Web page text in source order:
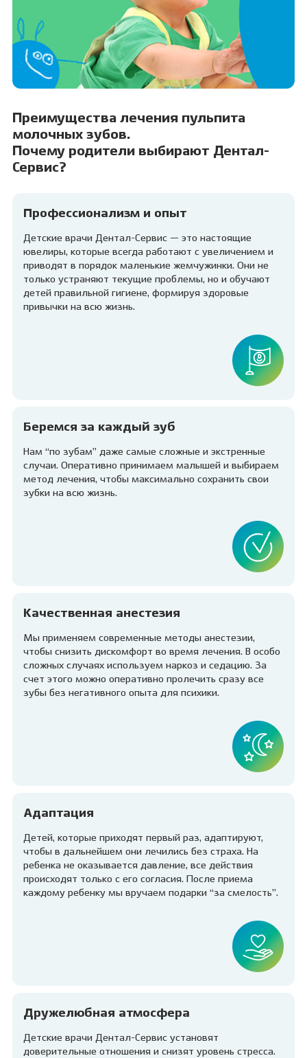
Преимущества лечения пульпита
молочных зубов.
Почему родители выбирают Дентал-
Сервис?
Профессионализм и опыт
Детские врачи Дентал-Сервис — это настоящие
ювелиры, которые всегда работают с увеличением и
приводят в порядок маленькие жемчужинки. Они не
только устраняют текущие проблемы, но и обучают
детей правильной гигиене, формируя здоровые
привычки на всю жизнь.
Беремся за каждый зуб
Нам “по зубам” даже самые сложные и экстренные
случаи. Оперативно принимаем малышей и выбираем
метод лечения, чтобы максимально сохранить свои
зубки на всю жизнь.
Качественная анестезия
Мы применяем современные методы анестезии,
чтобы снизить дискомфорт во время лечения. В особо
сложных случаях используем наркоз и седацию. За
счет этого можно оперативно пролечить сразу все
зубы без негативного опыта для психики.
Адаптация
Детей, которые приходят первый раз, адаптируют,
чтобы в дальнейшем они лечились без страха. На
ребенка не оказывается давление, все действия
происходят только с его согласия. После приема
каждому ребенку мы вручаем подарки “за смелость”.
Дружелюбная атмосфера
Детские врачи Дентал-Сервис установят
доверительные отношения и снизят уровень стресса.